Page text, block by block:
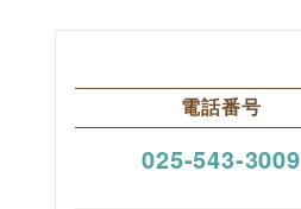
電話番号
025-543-3009